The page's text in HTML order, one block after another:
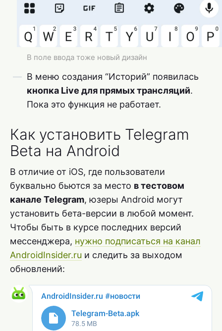
В поле ввода тоже новый дизайн
В меню создания “Историй” появилась
кнопка Live для прямых трансляций.
Пока это функция не работает.
Как установить Telegram
Beta на Android
В отличие от iOS, где пользователи
буквально бьются за место в тестовом
канале Telegram, юзеры Android могут
установить бета-версии в любой момент.
Чтобы быть в курсе последних версий
мессенджера, нужно подписаться на канал
AndroidInsider.ru и следить за выходом
обновлений: